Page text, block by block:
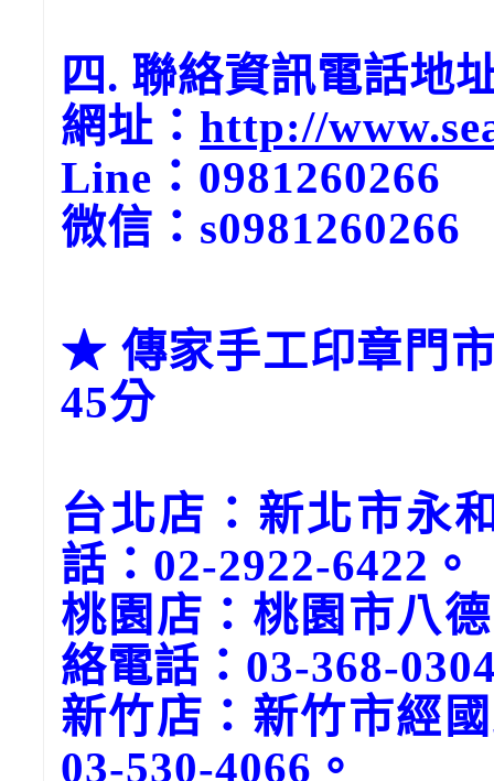
四. 聯絡資訊電話地
網址： http://
Line：0981260266
微信：s0981260266
★ 傳家手工印章門
45分
台北店：新北市永
話：02-2922-6422。
桃園店：桃園市八
絡電話：03-368-
新竹店：新竹市經
03-530-4066。